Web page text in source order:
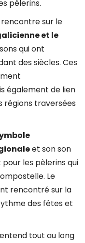
pèlerins.
rencontre sur le
et le
qui ont
des siècles. Ces
également de lien
régions traversées
et son son
les pèlerins qui
Le
rencontré sur la
des fêtes et
tout au long